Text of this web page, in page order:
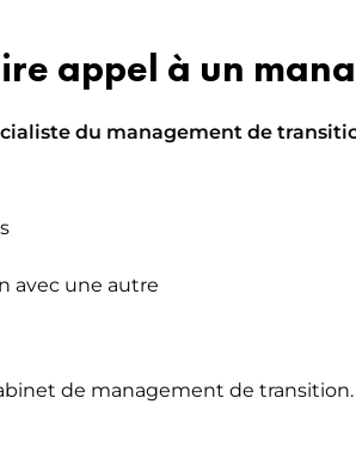
appel à un
du management de
avec une autre
de management de transition.